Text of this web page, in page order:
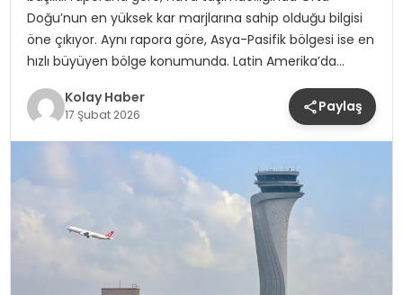
Doğu’nun en yüksek kar marjlarına sahip olduğu bilgisi
öne çıkıyor. Aynı rapora göre, Asya-Pasifik bölgesi ise en
hızlı büyüyen bölge konumunda. Latin Amerika’da…
Kolay Haber
17 Şubat 2026 Paylaş